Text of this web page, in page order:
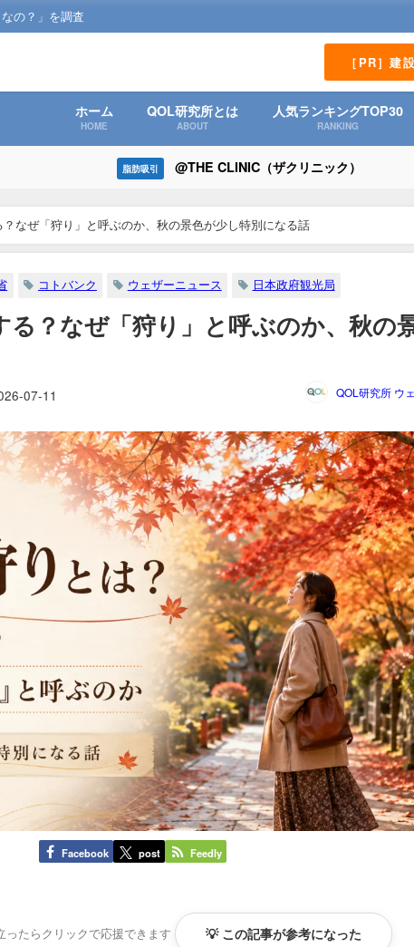
の？」を調査
［PR］建
ホーム
HOME
QOL研究所とは
ABOUT
人気ランキングTOP30
RANKING
脂肪吸引 @THE CLINIC（ザクリニック）
なぜ「狩り」と呼ぶのか、秋の景色が少し特別になる話
コトバンク ウェザーニュース 日本政府観光局
る？なぜ「狩り」と呼ぶのか、秋の
07-11 QOL研究所 ウ
Facebook post Feedly
ったらクリックで応援できます 💡 この記事が参考になった